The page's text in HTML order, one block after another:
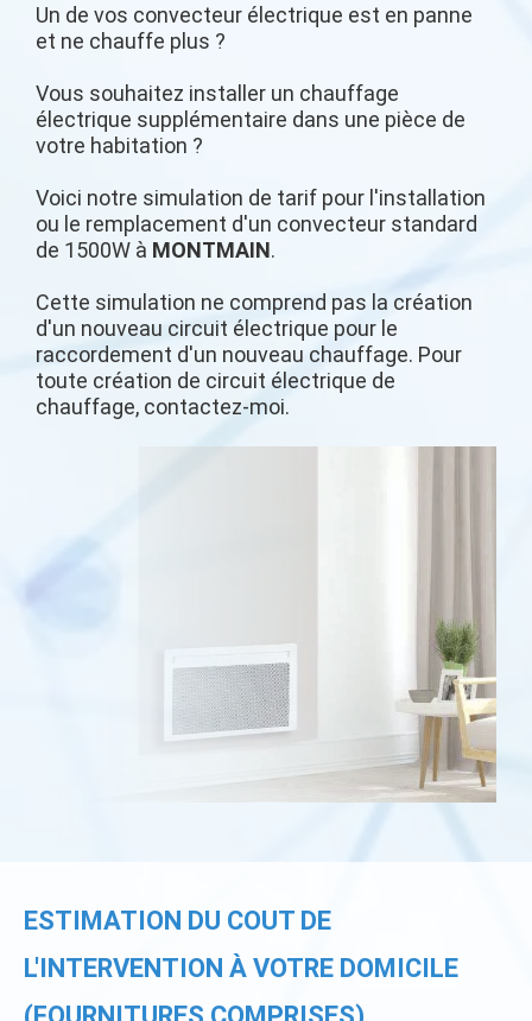
Un de vos convecteur électrique est en panne
et ne chauffe plus ?
Vous souhaitez installer un chauffage
électrique supplémentaire dans une pièce de
votre habitation ?
Voici notre simulation de tarif pour l'installation
ou le remplacement d'un convecteur standard
de 1500W à MONTMAIN.
Cette simulation ne comprend pas la création
d'un nouveau circuit électrique pour le
raccordement d'un nouveau chauffage. Pour
toute création de circuit électrique de
chauffage, contactez-moi.
ESTIMATION DU COUT DE
L'INTERVENTION À VOTRE DOMICILE